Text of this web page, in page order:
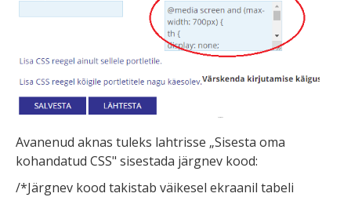
Avanenud aknas tuleks lahtrisse „Sisesta oma
kohandatud CSS" sisestada järgnev kood:
/*Järgnev kood takistab väikesel ekraanil tabeli